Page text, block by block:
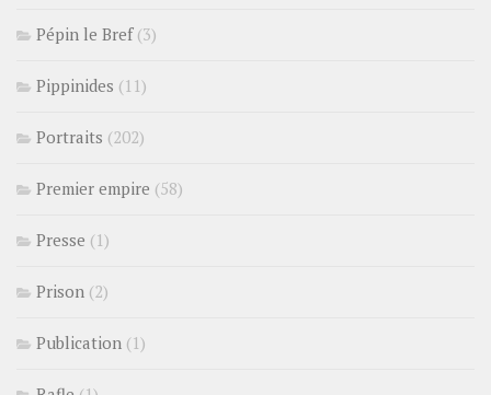
Pépin le Bref(3)
Pippinides (11)
Portraits (202)
Premier empire (58)
Presse (1)
Prison (2)
Publication (1)